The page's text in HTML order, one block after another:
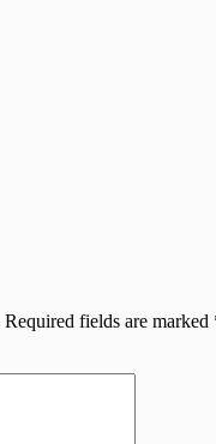
Required fields are marked